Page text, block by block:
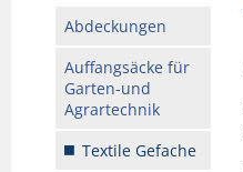
Abdeckungen
Auffangsäcke für
Garten-und
Agrartechnik
Textile Gefache